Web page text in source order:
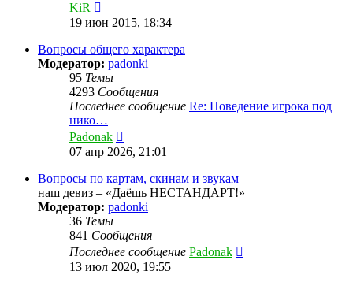
KiR
к
последнему
сообщению
19 июн 2015, 18:34
Вопросы общего характера
Модератор: padonki
95 Темы
4293 Сообщения
Последнее сообщение Re: Поведение игрока под
нико…
Padonak
к
последнему
сообщению
07 апр 2026, 21:01
Вопросы по картам, скинам и звукам
наш девиз – «Даёшь НЕСТАНДАРТ!»
Модератор: padonki
36 Темы
841 Сообщения
Последнее сообщение Padonak
13 июл 2020, 19:55